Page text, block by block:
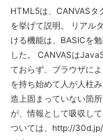
HTML5は、CANVASタ
を挙げて説明。 リアル
ける機能は、BASICを
した。 CANVASは
ておらず、ブラウザに
を持ち始めて人が人柱
造上固まっていない箇
が、情報として吸収し
ついては、http://30d.jp/